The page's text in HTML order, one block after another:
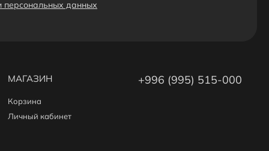
персональных данных
МАГАЗИН
Корзина
Личный кабинет
+996 (995) 515-000